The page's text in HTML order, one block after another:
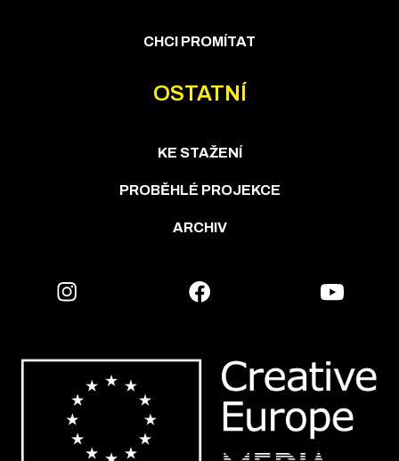
CHCI PROMÍTAT
OSTATNÍ
KE STAŽENÍ
PROBĚHLÉ PROJEKCE
ARCHIV